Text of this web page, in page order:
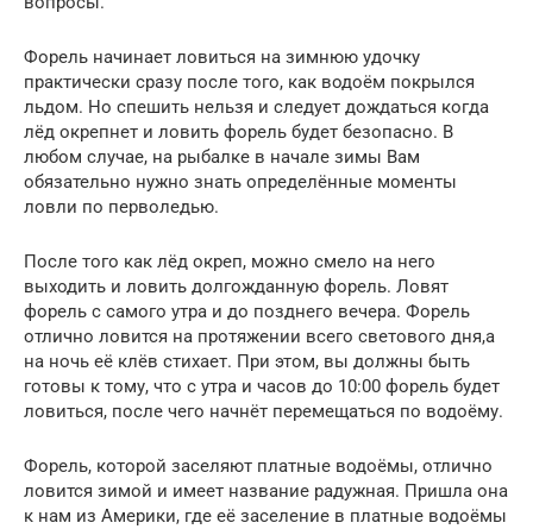
Форель начинает ловиться на зимнюю удочку
практически сразу после того, как водоём покрылся
льдом. Но спешить нельзя и следует дождаться когда
лёд окрепнет и ловить форель будет безопасно. В
любом случае, на рыбалке в начале зимы Вам
обязательно нужно знать определённые моменты
ловли по перволедью.
После того как лёд окреп, можно смело на него
выходить и ловить долгожданную форель. Ловят
форель с самого утра и до позднего вечера. Форель
отлично ловится на протяжении всего светового дня,а
на ночь её клёв стихает. При этом, вы должны быть
готовы к тому, что с утра и часов до 10:00 форель будет
ловиться, после чего начнёт перемещаться по водоёму.
Форель, которой заселяют платные водоёмы, отлично
ловится зимой и имеет название радужная. Пришла она
к нам из Америки, где её заселение в платные водоёмы